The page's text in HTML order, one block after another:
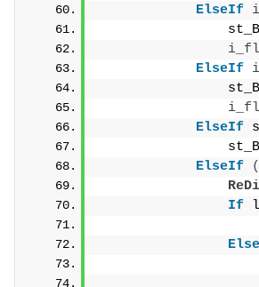
ElseIf
ElseIf
ElseIf
ElseIf
(
If
Else